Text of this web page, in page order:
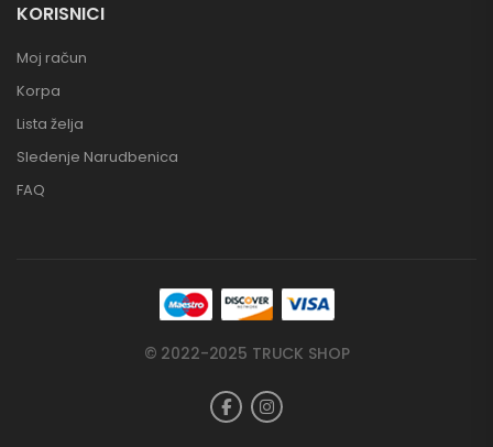
KORISNICI
Moj račun
Korpa
Lista želja
Sledenje Narudbenica
FAQ
© 2022-2025 TRUCK SHOP